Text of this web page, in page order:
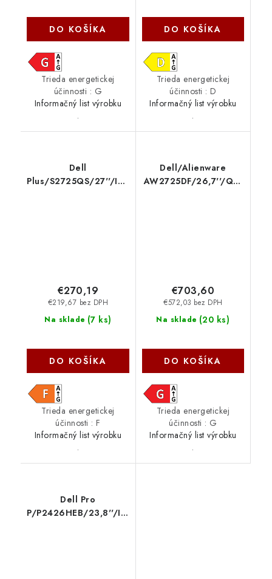
DO KOŠÍKA
Trieda energetickej
účinnosti : G
Informačný list výrobku
.
DO KOŠÍKA
Trieda energetickej
účinnosti : D
Informačný list výrobku
.
Dell
Plus/S2725QS/27''/IPS/4K
Na sklade (7 ks)
€219,67 bez DPH
€270,19
DO KOŠÍKA
Trieda energetickej
účinnosti : F
Informačný list výrobku
.
Dell/Alienware
AW2725DF/26,7''/QD-
Na sklade (20 ks)
€572,03 bez DPH
€703,60
DO KOŠÍKA
Trieda energetickej
účinnosti : G
Informačný list výrobku
.
Dell Pro
P/P2426HEB/23,8''/IPS/FHD/120Hz/5ms/